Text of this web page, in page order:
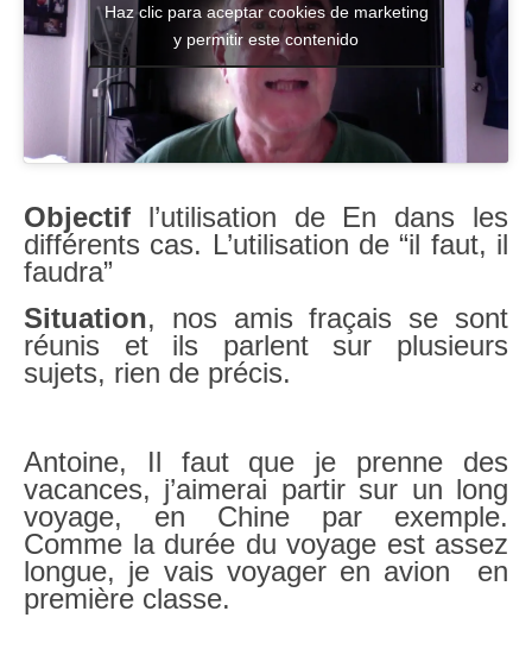
Buceo
UNED
De actualidad
Euskaldunak gara
Las sevillanas y yo
Viaje
Canarias
MI POESIA
Haz clic para aceptar cookies de marketing
y permitir este contenido
Objectif l’utilisation de En dans les
différents cas. L’utilisation de “il faut, il
faudra”
Situation, nos amis fraçais se sont
réunis et ils parlent sur plusieurs
sujets, rien de précis.
Antoine, Il faut que je prenne des
vacances, j’aimerai partir sur un long
voyage, en Chine par exemple.
Comme la durée du voyage est assez
longue, je vais voyager en avion en
première classe.